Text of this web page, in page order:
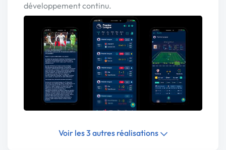
développement continu.
Voir les 3 autres réalisations